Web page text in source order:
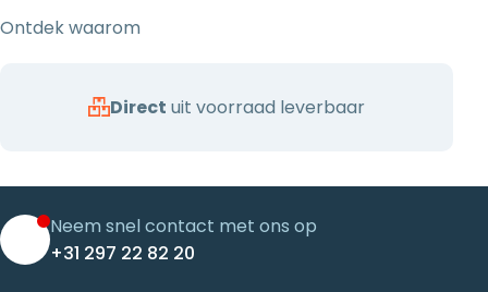
Ontdek waarom
Direct uit voorraad leverbaar
Neem snel contact met ons op
+31 297 22 82 20